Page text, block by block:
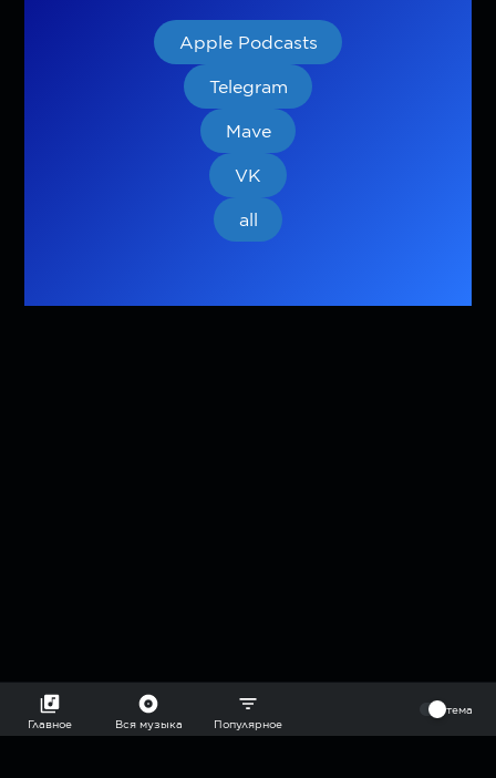
Apple Podcasts
Telegram
Mave
VK
all
Главное Вся музыка Популярное
тема